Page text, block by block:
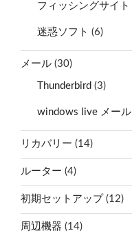
フィッシングサイト
迷惑ソフト (6)
メール (30)
Thunderbird (3)
windows live メール
リカバリー (14)
ルーター (4)
初期セットアップ (12)
周辺機器 (14)